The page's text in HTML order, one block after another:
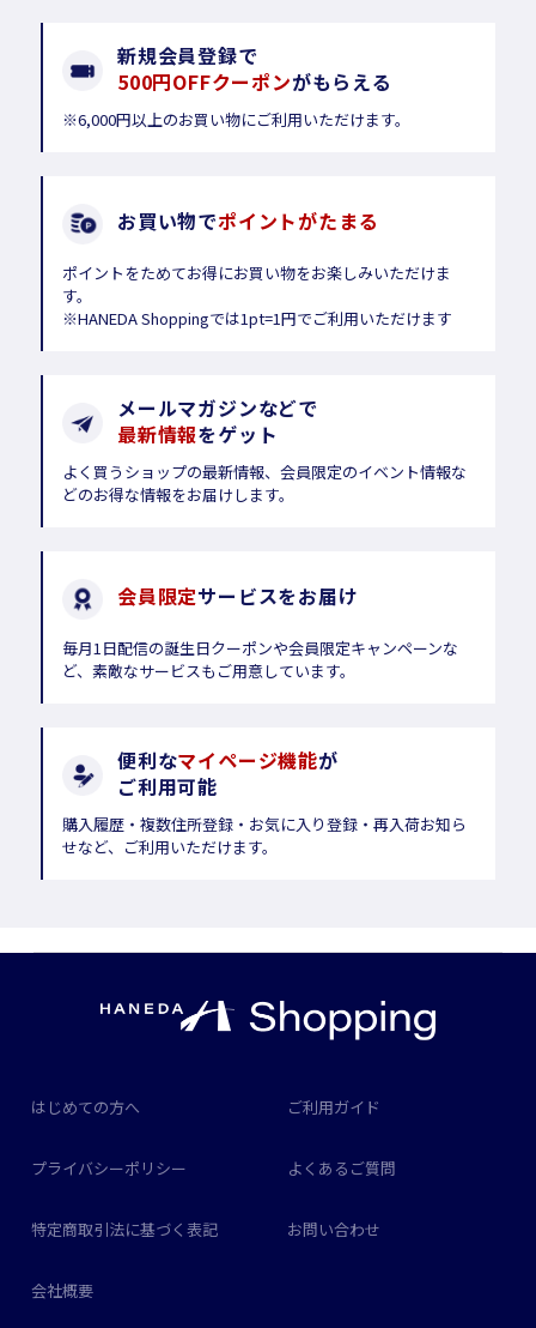
新規会員登録で
500円OFFクーポンがもらえる
※6,000円以上のお買い物にご利用いただけます。
お買い物でポイントがたまる
ポイントをためてお得にお買い物をお楽しみいただけま
す。
※HANEDA Shoppingでは1pt=1円でご利用いただけます
メールマガジンなどで
最新情報をゲット
よく買うショップの最新情報、会員限定のイベント情報な
どのお得な情報をお届けします。
会員限定サービスをお届け
毎月1日配信の誕生日クーポンや会員限定キャンペーンな
ど、素敵なサービスもご用意しています。
便利なマイページ機能が
ご利用可能
購入履歴・複数住所登録・お気に入り登録・再入荷お知ら
せなど、ご利用いただけます。
はじめての方へ ご利用ガイド
プライバシーポリシー よくあるご質問
特定商取引法に基づく表記 お問い合わせ
会社概要